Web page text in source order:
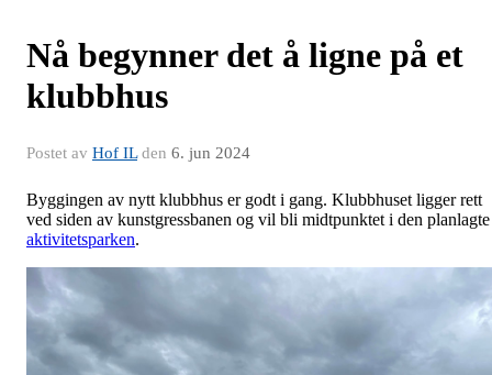
Nå begynner det å ligne på et
klubbhus
Postet av Hof ILden 6. jun 2024
Byggingen av nytt klubbhus er godt i gang. Klubbhuset ligger rett
ved siden av kunstgressbanen og vil bli midtpunktet i den planlagte
aktivitetsparken.